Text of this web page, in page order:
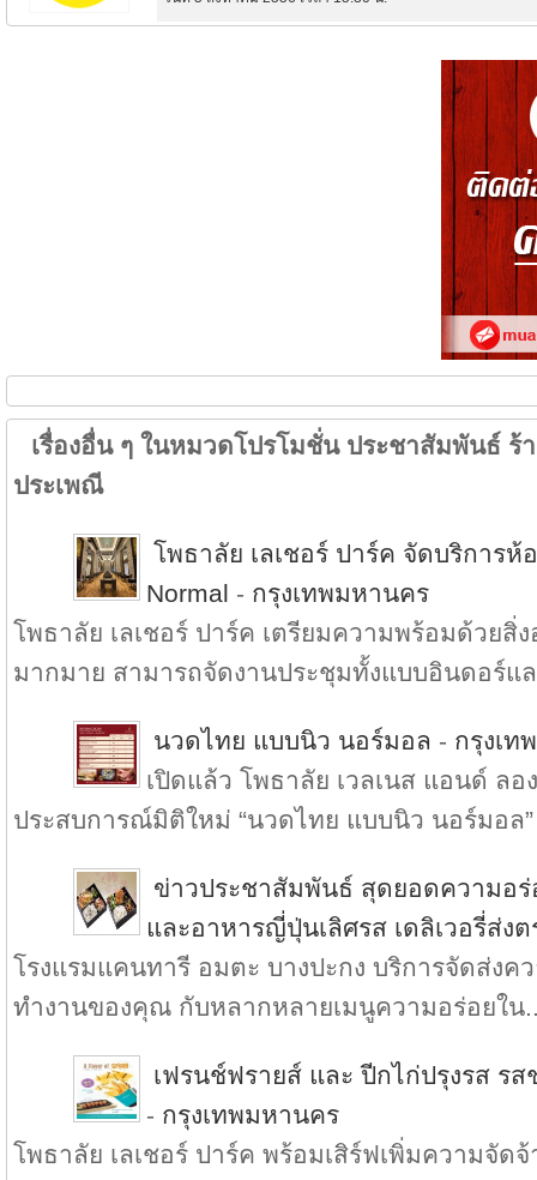
เรื่องอื่น ๆ ในหมวดโปรโมชั่น ประชาสัมพันธ์ ร้
ประเพณี
โพธาลัย เลเชอร์ ปาร์ค จัดบริการห้
Normal - กรุงเทพมหานคร
โพธาลัย เลเชอร์ ปาร์ค เตรียมความพร้อมด้วยสิ่
มากมาย สามารถจัดงานประชุมทั้งแบบอินดอร์แ
นวดไทย แบบนิว นอร์มอล - กรุงเท
เปิดแล้ว โพธาลัย เวลเนส แอนด์ ล
ประสบการณ์มิติใหม่ “นวดไทย แบบนิว นอร์มอล
ข่าวประชาสัมพันธ์ สุดยอดความอร่
และอาหารญี่ปุ่นเลิศรส เดลิเวอรี่ส่ง
โรงแรมแคนทารี อมตะ บางปะกง บริการจัดส่งค
ทำงานของคุณ กับหลากหลายเมนูความอร่อยใน
เฟรนช์ฟรายส์ และ ปีกไก่ปรุงรส รส
- กรุงเทพมหานคร
โพธาลัย เลเชอร์ ปาร์ค พร้อมเสิร์ฟเพิ่มความจัด